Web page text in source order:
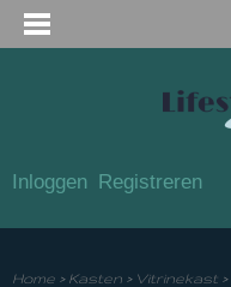
Inloggen Registreren
Home > Kasten > Vitrinekast >